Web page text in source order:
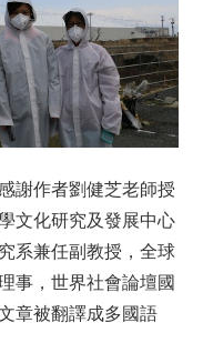
謝作者劉健芝老師授
文化研究及發展中心
系兼任副教授，全球
事，世界社會論壇國
章被翻譯成多國語